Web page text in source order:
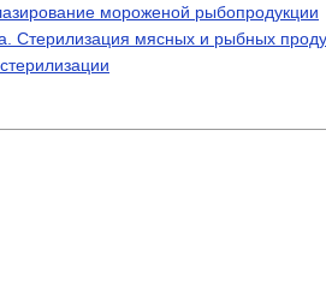
мороженой рыбопродукции
Стерилизация мясных и рыбных